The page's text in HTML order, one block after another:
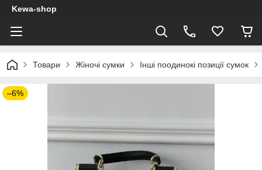
Kewa-shop
Товари Жіночі сумки Інші поодинокі позиції сумок
–6%